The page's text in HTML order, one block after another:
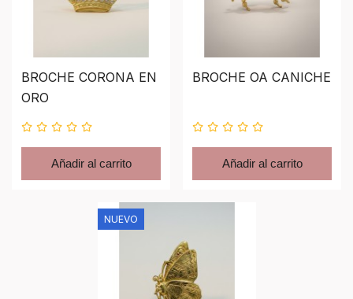
BROCHE CORONA EN
ORO
Añadir al carrito
BROCHE OA CANICHE
Añadir al carrito
NUEVO